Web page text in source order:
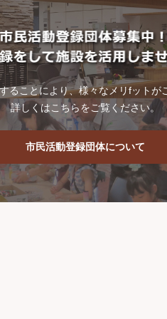
ることにより、様々なメリfットが
詳しくはこちらをご覧ください。
市民活動登録団体について